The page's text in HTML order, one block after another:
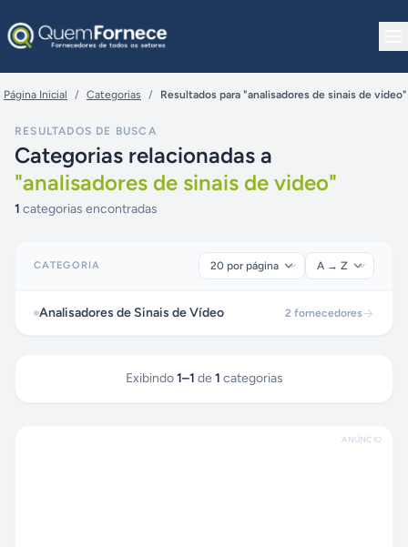
Página Inicial / Categorias / Resultados para "analisadores de sinais de video"
RESULTADOS DE BUSCA
Categorias relacionadas a
"analisadores de sinais de video"
1 categorias encontradas
CATEGORIA
Analisadores de Sinais de Vídeo 2 fornecedores
Exibindo 1–1 de 1 categorias
ANÚNCIO